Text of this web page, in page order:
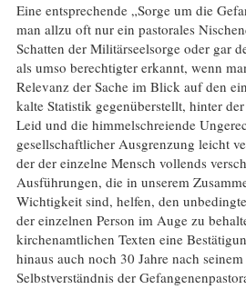
Eine entsprechende „Sorge um die
man allzu oft nur ein pastorales
Schatten der Militärseelsorge oder gar
als umso berechtigter erkannt, wenn
Relevanz der Sache im Blick auf den
kalte Statistik gegenüberstellt, hinter
Leid und die himmelschreiende
gesellschaftlicher Ausgrenzung leicht
der der einzelne Mensch vollends
Ausführungen, die in unserem
Wichtigkeit sind, helfen, den
der einzelnen Person im Auge zu
kirchenamtlichen Texten eine
hinaus auch noch 30 Jahre nach
Selbstverständnis der